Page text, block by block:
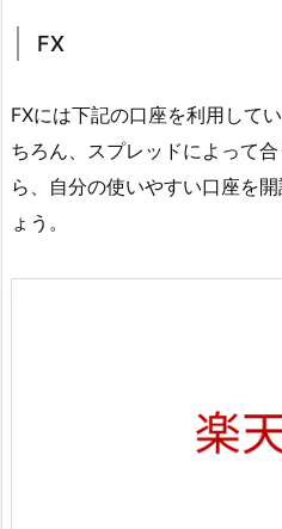
FX
FXには下記の口座を利用して
ちろん、スプレッドによって
ら、自分の使いやすい口座を
ょう。